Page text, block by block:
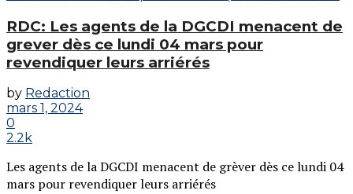
RDC: Les agents de la DGCDI menacent de
grever dès ce lundi 04 mars pour
revendiquer leurs arriérés
by Redaction
mars 1, 2024
0
2.2k
Les agents de la DGCDI menacent de grèver dès ce lundi 04
mars pour revendiquer leurs arriérés